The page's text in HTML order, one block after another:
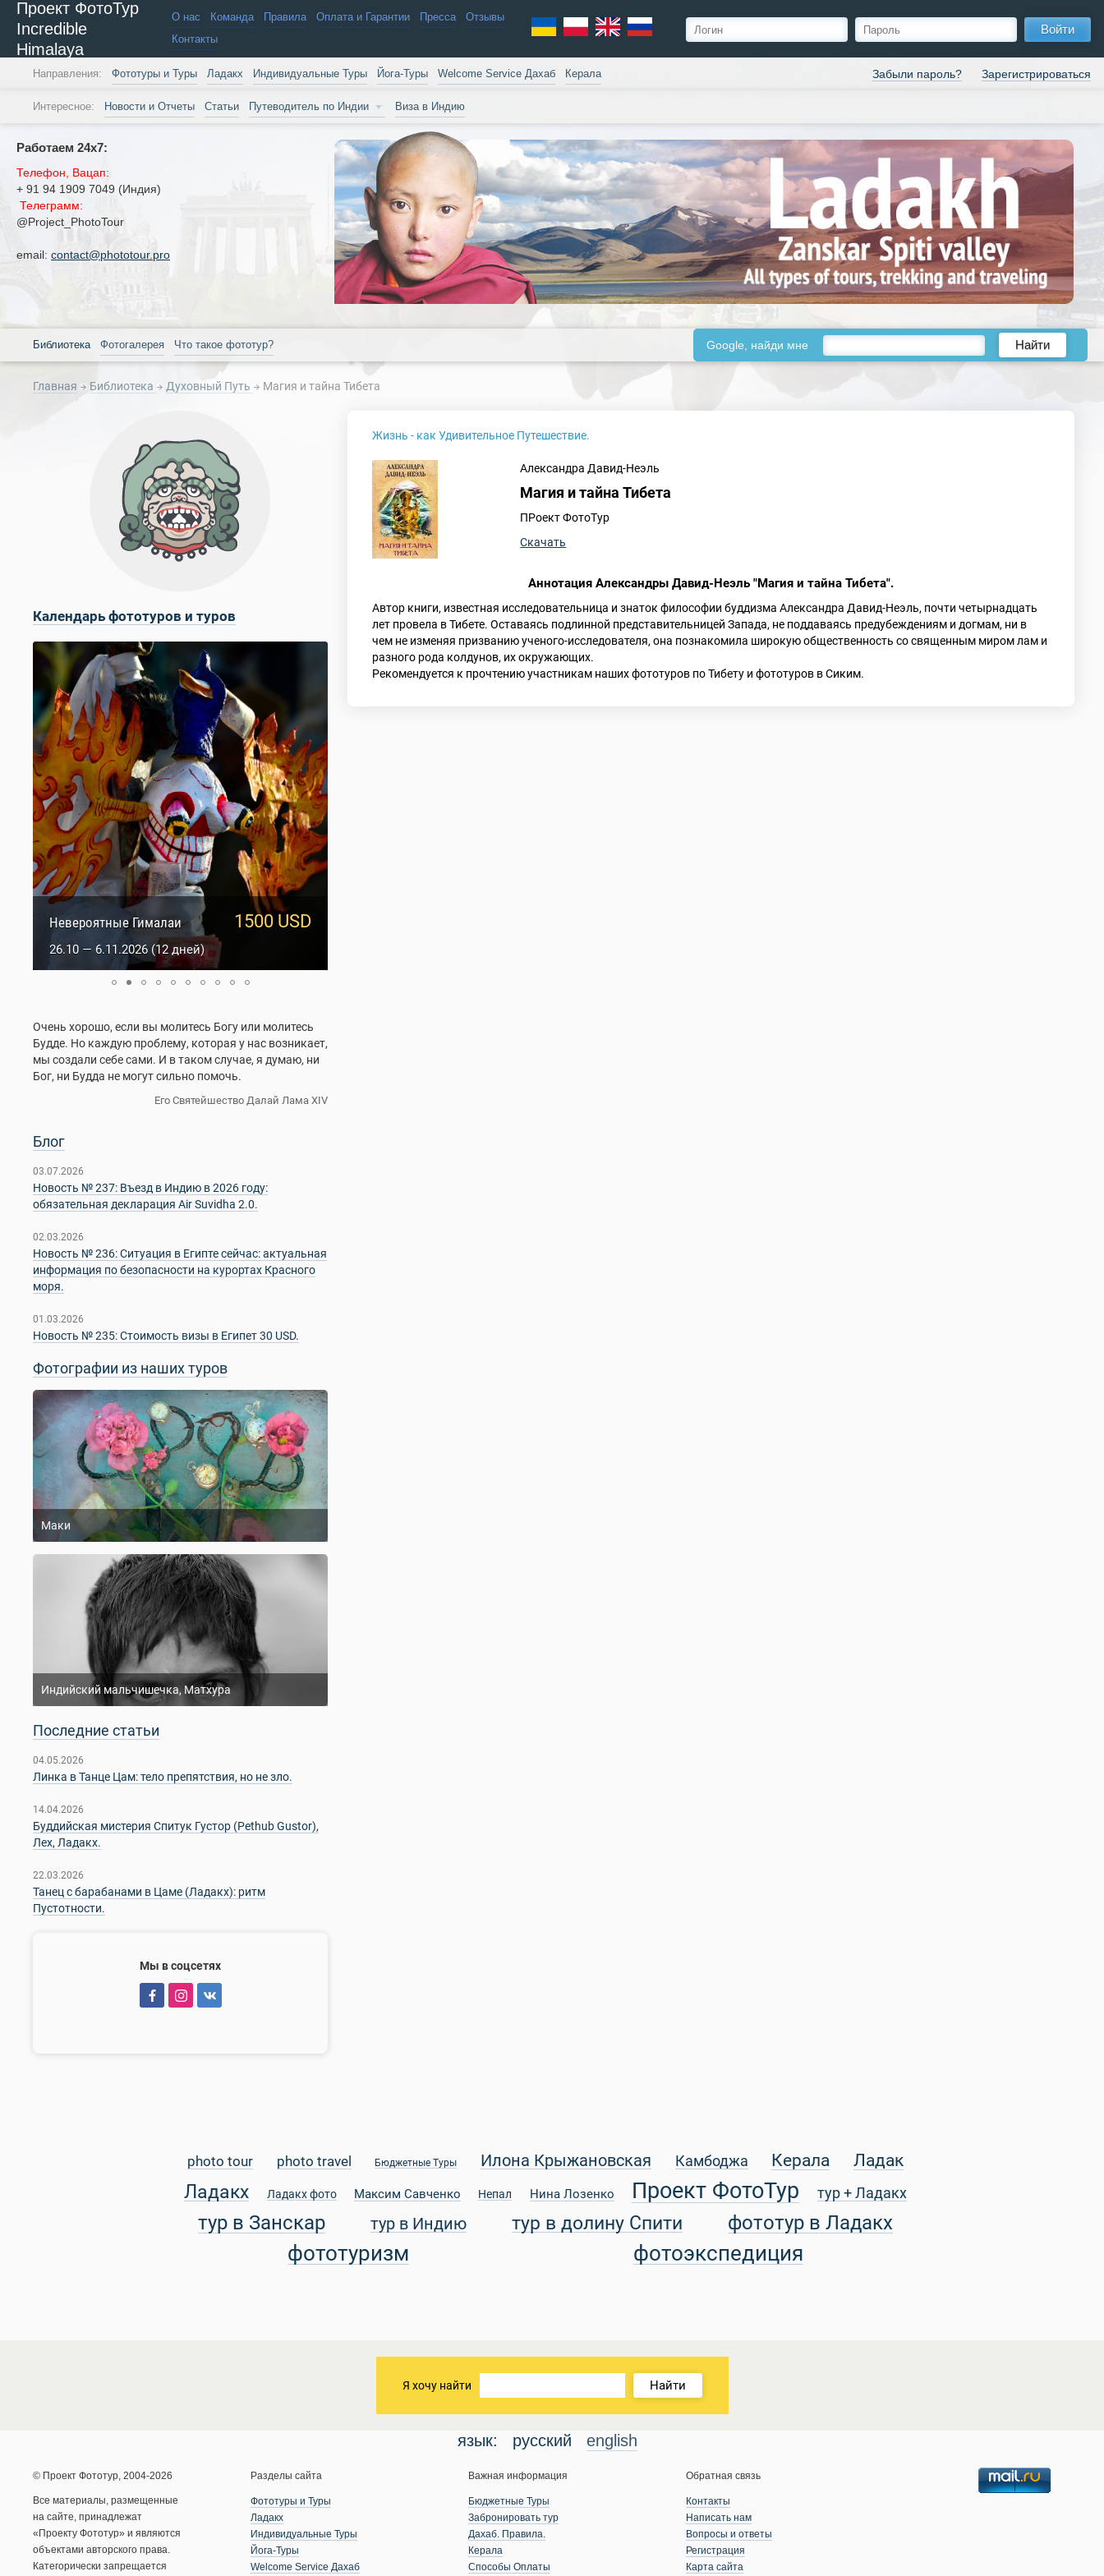
Проект ФотоТур
Incredible
Himalaya
О нас Команда Правила Оплата и Гарантии Пресса
Отзывы
Контакты
Войти
Забыли пароль? Зарегистрироваться
Направления: Фототуры и Туры Ладакх Индивидуальные Туры Йога-Туры Welcome Service Дахаб Керала
Интересное: Новости и Отчеты Статьи Путеводитель по Индии Виза в Индию
Работаем 24х7:
Телефон, Вацап:
+ 91 94 1909 7049 (Индия)
Телеграмм:
@Project_PhotoTour
email: contact@phototour.pro
Библиотека Фотогалерея Что такое фототур? Google, найди мне Найти
Главная Библиотека Духовный Путь Магия и тайна Тибета
Календарь фототуров и туров
950 USD
Сакральный Ладакх
5.10 — 14.10.2026 (10 дней)
1500 USD
Невероятные Гималаи
26.10 — 6.11.2026 (12 дней)
Очень хорошо, если вы молитесь Богу или молитесь
Будде. Но каждую проблему, которая у нас возникает,
мы создали себе сами. И в таком случае, я думаю, ни
Бог, ни Будда не могут сильно помочь.
Его Святейшество Далай Лама XIV
Блог
03.07.2026
Новость № 237: Въезд в Индию в 2026 году:
обязательная декларация Air Suvidha 2.0.
02.03.2026
Новость № 236: Ситуация в Египте сейчас: актуальная
информация по безопасности на курортах Красного
моря.
01.03.2026
Новость № 235: Стоимость визы в Египет 30 USD.
Фотографии из наших туров
Маки
Индийский мальчишечка, Матхура
Последние статьи
04.05.2026
Линка в Танце Цам: тело препятствия, но не зло.
14.04.2026
Буддийская мистерия Спитук Густор (Pethub Gustor),
Лех, Ладакх.
22.03.2026
Танец с барабанами в Цаме (Ладакх): ритм
Пустотности.
Мы в соцсетях
Жизнь - как Удивительное Путешествие.
Александра Давид-Неэль
Магия и тайна Тибета
ПРоект ФотоТур
Скачать
Аннотация Александры Давид-Неэль "Магия и тайна Тибета".
Автор книги, известная исследовательница и знаток философии буддизма Александра Давид-Неэль, почти четырнадцать
лет провела в Тибете. Оставаясь подлинной представительницей Запада, не поддаваясь предубеждениям и догмам, ни в
чем не изменяя призванию ученого-исследователя, она познакомила широкую общественность со священным миром лам и
разного рода колдунов, их окружающих.
Рекомендуется к прочтению участникам наших фототуров по Тибету и фототуров в Сиким.
photo tour photo travel Бюджетные Туры Илона Крыжановская Камбоджа Керала Ладак
Ладакх Ладакх фото Максим Савченко Непал Нина Лозенко Проект ФотоТур тур + Ладакх
тур в Занскар тур в Индию тур в долину Спити фототур в Ладакх
фототуризм фотоэкспедиция
Я хочу найти Найти
язык: русский english
© Проект Фототур, 2004-2026
Все материалы, размещенные
на сайте, принадлежат
«Проекту Фототур» и являются
объектами авторского права.
Категорически запрещается
Разделы сайта
Фототуры и Туры
Ладакх
Индивидуальные Туры
Йога-Туры
Welcome Service Дахаб
Важная информация
Бюджетные Туры
Забронировать тур
Дахаб. Правила.
Керала
Способы Оплаты
Обратная связь
Контакты
Написать нам
Вопросы и ответы
Регистрация
Карта сайта